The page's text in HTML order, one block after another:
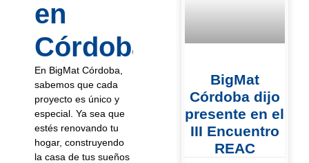
en
Córdoba?
En BigMat Córdoba,
sabemos que cada
proyecto es único y
especial. Ya sea que
estés renovando tu
hogar, construyendo
la casa de tus sueños
BigMat
Córdoba dijo
presente en el
III Encuentro
REAC